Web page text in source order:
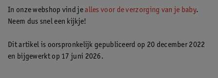
In onze webshop vind jealles voor de verzorging van je baby.
Neem dus snel een kijkje!
Dit artikel is oorspronkelijk gepubliceerd op 20 december 2022
en bijgewerkt op 17 juni 2026.